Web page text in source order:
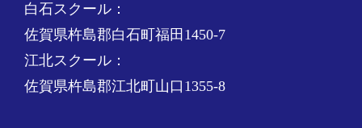
白石スクール：
佐賀県杵島郡白石町福田1450-7
江北スクール：
佐賀県杵島郡江北町山口1355-8